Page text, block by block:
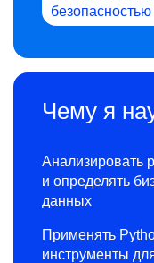
безопасностью
Чему я
Анализировать
и определять
данных
Применять
инструменты